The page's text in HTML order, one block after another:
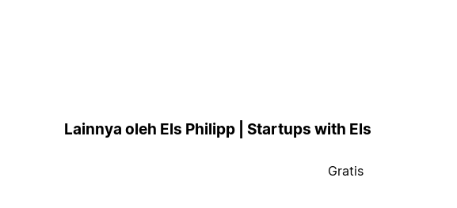
Lainnya oleh Els Philipp | Startups with Els
Gratis